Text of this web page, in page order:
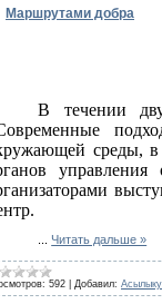
Маршрутами добра
В течении
среды, в
управления
...Читать дальше »
592 Добавил: